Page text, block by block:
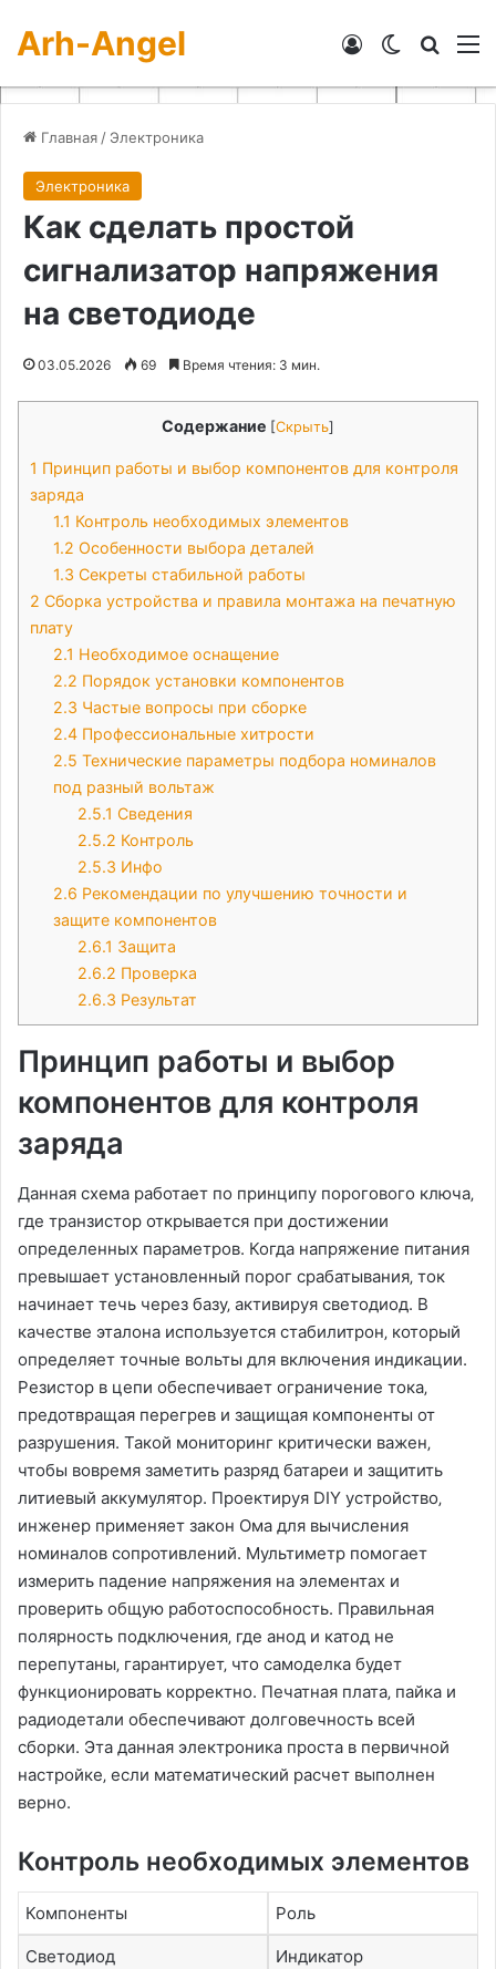
Arh-Angel Switch skin
Войти
Главная / Электроника
Электроника
Как сделать простой
сигнализатор напряжения
на светодиоде
03.05.2026 69 Время чтения: 3 мин.
Содержание [Скрыть]
1 Принцип работы и выбор компонентов для контроля
заряда
1.1 Контроль необходимых элементов
1.2 Особенности выбора деталей
1.3 Секреты стабильной работы
2 Сборка устройства и правила монтажа на печатную
плату
2.1 Необходимое оснащение
2.2 Порядок установки компонентов
2.3 Частые вопросы при сборке
2.4 Профессиональные хитрости
2.5 Технические параметры подбора номиналов
под разный вольтаж
2.5.1 Сведения
2.5.2 Контроль
2.5.3 Инфо
2.6 Рекомендации по улучшению точности и
защите компонентов
2.6.1 Защита
2.6.2 Проверка
2.6.3 Результат
Принцип работы и выбор
компонентов для контроля
заряда
Данная схема работает по принципу порогового ключа‚
где транзистор открывается при достижении
определенных параметров. Когда напряжение питания
превышает установленный порог срабатывания‚ ток
начинает течь через базу‚ активируя светодиод. В
качестве эталона используется стабилитрон‚ который
определяет точные вольты для включения индикации.
Резистор в цепи обеспечивает ограничение тока‚
предотвращая перегрев и защищая компоненты от
разрушения. Такой мониторинг критически важен‚
чтобы вовремя заметить разряд батареи и защитить
литиевый аккумулятор. Проектируя DIY устройство‚
инженер применяет закон Ома для вычисления
номиналов сопротивлений. Мультиметр помогает
измерить падение напряжения на элементах и
проверить общую работоспособность. Правильная
полярность подключения‚ где анод и катод не
перепутаны‚ гарантирует‚ что самоделка будет
функционировать корректно. Печатная плата‚ пайка и
радиодетали обеспечивают долговечность всей
сборки. Эта данная электроника проста в первичной
настройке‚ если математический расчет выполнен
верно.
Контроль необходимых элементов
Компоненты Роль
Светодиод Индикатор